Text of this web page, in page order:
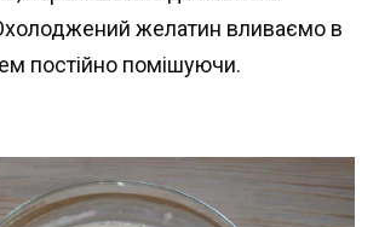
желатин вливаємо в
постійно помішуючи.